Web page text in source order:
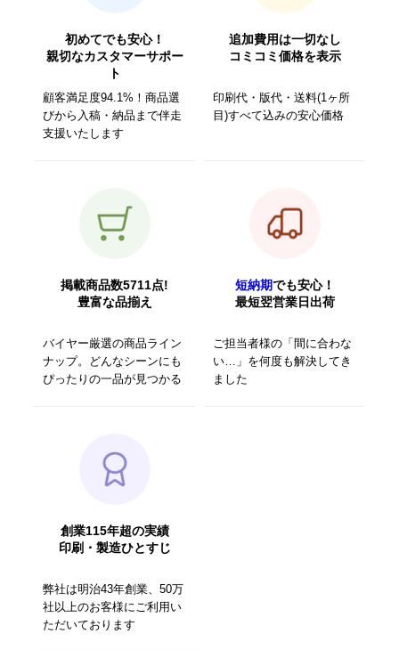
初めてでも安心！
親切なカスタマーサポー
ト
顧客満足度94.1%！商品選
びから入稿・納品まで伴走
支援いたします
追加費用は一切なし
コミコミ価格を表示
印刷代・版代・送料(1ヶ所
目)すべて込みの安心価格
掲載商品数5711点!
豊富な品揃え
バイヤー厳選の商品ライン
ナップ。どんなシーンにも
ぴったりの一品が見つかる
短納期でも安心！
最短翌営業日出荷
ご担当者様の「間に合わな
い…」を何度も解決してき
ました
創業115年超の実績
印刷・製造ひとすじ
弊社は明治43年創業、50万
社以上のお客様にご利用い
ただいております